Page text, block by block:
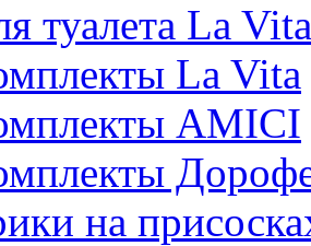
туалета La Vita
La Vita
AMICI
на